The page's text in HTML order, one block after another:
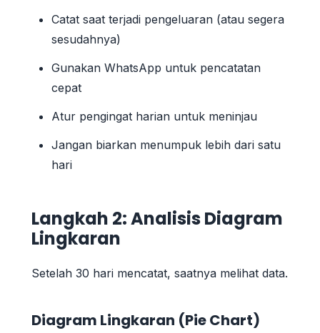
Catat saat terjadi pengeluaran (atau segera
sesudahnya)
Gunakan WhatsApp untuk pencatatan
cepat
Atur pengingat harian untuk meninjau
Jangan biarkan menumpuk lebih dari satu
hari
Langkah 2: Analisis Diagram
Lingkaran
Setelah 30 hari mencatat, saatnya melihat data.
Diagram Lingkaran (Pie Chart)